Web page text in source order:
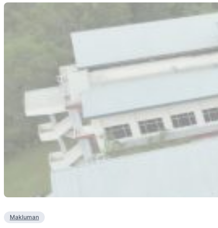
Makluman